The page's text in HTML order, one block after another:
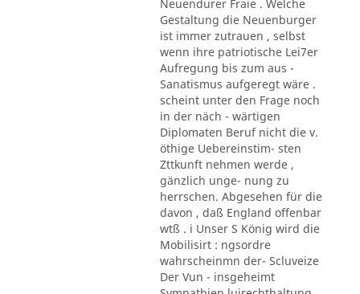
Neuendurer Fraie . Welche
Gestaltung die Neuenburger
ist immer zutrauen , selbst
wenn ihre patriotische Lei7er
Aufregung bis zum aus -
Sanatismus aufgeregt wäre .
scheint unter den Frage noch
in der näch - wärtigen
Diplomaten Beruf nicht die v.
öthige Uebereinstim- sten
Zttkunft nehmen werde ,
gänzlich unge- nung zu
herrschen. Abgesehen für die
davon , daß England offenbar
wtß . i Unser S König wird die
Mobilisirt : ngsordre
wahrscheinmn der- Scluveize
Der Vun - insgeheimt